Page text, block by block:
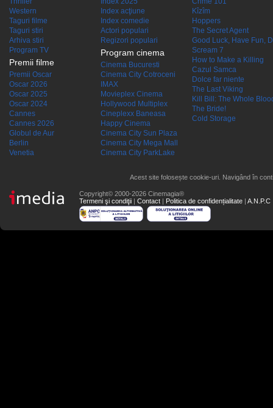
Western
Taguri filme
Taguri stiri
Arhiva stiri
Program TV
Premii filme
Premii Oscar
Oscar 2026
Oscar 2025
Oscar 2024
Cannes
Cannes 2026
Globul de Aur
Berlin
Venetia
Index acţiune
Index comedie
Actori populari
Regizori populari
Program cinema
Cinema Bucuresti
Cinema City Cotroceni
IMAX
Movieplex Cinema
Hollywood Multiplex
Cineplexx Baneasa
Happy Cinema
Cinema City Sun Plaza
Cinema City Mega Mall
Cinema City ParkLake
Kîzîm
Hoppers
The Secret Agent
Good Luck, Have Fun,
Scream 7
How to Make a Killing
Cazul Samca
Dolce far niente
The Last Viking
Kill Bill: The Whole
The Bride!
Cold Storage
Acest site folosește cookie-uri. Navigând în
Copyright© 2000-2026 Cinemagia®
Termeni şi condiţii | Contact | Politica de confidențialitate | A.N.P.C